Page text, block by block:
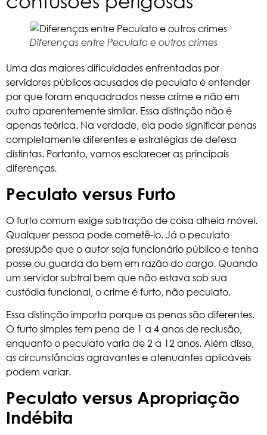
Diferenças entre Peculato e outros crimes
Uma das maiores dificuldades enfrentadas por
servidores públicos acusados de peculato é entender
por que foram enquadrados nesse crime e não em
outro aparentemente similar. Essa distinção não é
apenas teórica. Na verdade, ela pode significar penas
completamente diferentes e estratégias de defesa
distintas. Portanto, vamos esclarecer as principais
diferenças.
Peculato versus Furto
O furto comum exige subtração de coisa alheia móvel.
Qualquer pessoa pode cometê-lo. Já o peculato
pressupõe que o autor seja funcionário público e tenha
posse ou guarda do bem em razão do cargo. Quando
um servidor subtrai bem que não estava sob sua
custódia funcional, o crime é furto, não peculato.
Essa distinção importa porque as penas são diferentes.
O furto simples tem pena de 1 a 4 anos de reclusão,
enquanto o peculato varia de 2 a 12 anos. Além disso,
as circunstâncias agravantes e atenuantes aplicáveis
podem variar.
Peculato versus Apropriação
Indébita